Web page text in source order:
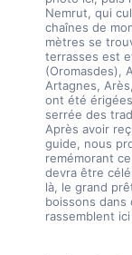
Nemrut, qui
chaînes de
mètres se
terrasses est
(Oromasdes),
Artagnes,
ont été
serrée des
Après avoir
guide, nous
remémorant
devra être
là, le grand
boissons dans
rassemblent